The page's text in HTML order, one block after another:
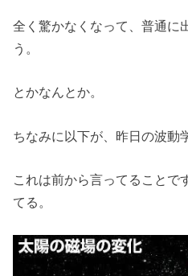
全く驚かなくなって、普通に
う。
とかなんとか。
ちなみに以下が、昨日の波動
これは前から言ってることで
てる。